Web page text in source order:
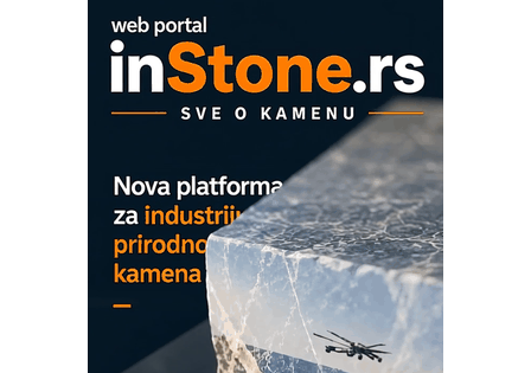
ROSA i SCHUNK podižu proizvodnju
na viši nivo
Detekcija različitih oblika
MAREX - Lim i mašine za savremena
Marcom-plast d.o.o.- vaš pouzdan
partner